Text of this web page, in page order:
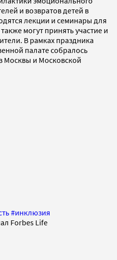
и возвратов детей в
лекции и семинары для
могут принять участие и
В рамках праздника
палате собралось
Москвы и Московской
#инклюзия
Forbes Life